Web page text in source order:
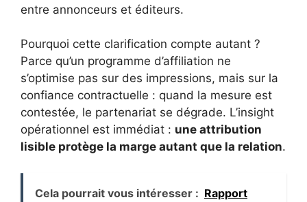
entre annonceurs et éditeurs.
Pourquoi cette clarification compte autant ?
Parce qu’un programme d’affiliation ne
s’optimise pas sur des impressions, mais sur la
confiance contractuelle : quand la mesure est
contestée, le partenariat se dégrade. L’insight
opérationnel est immédiat : une attribution
lisible protège la marge autant que la relation.
Cela pourrait vous intéresser : Rapport